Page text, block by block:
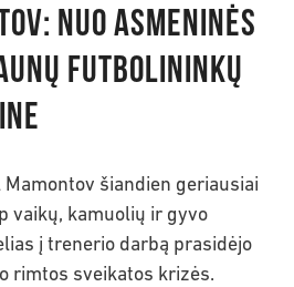
nuo asmeninės
futbolininkų
šiandien geriausiai
vaikų, kamuolių ir gyvo
į trenerio darbą prasidėjo
rimtos sveikatos krizės.